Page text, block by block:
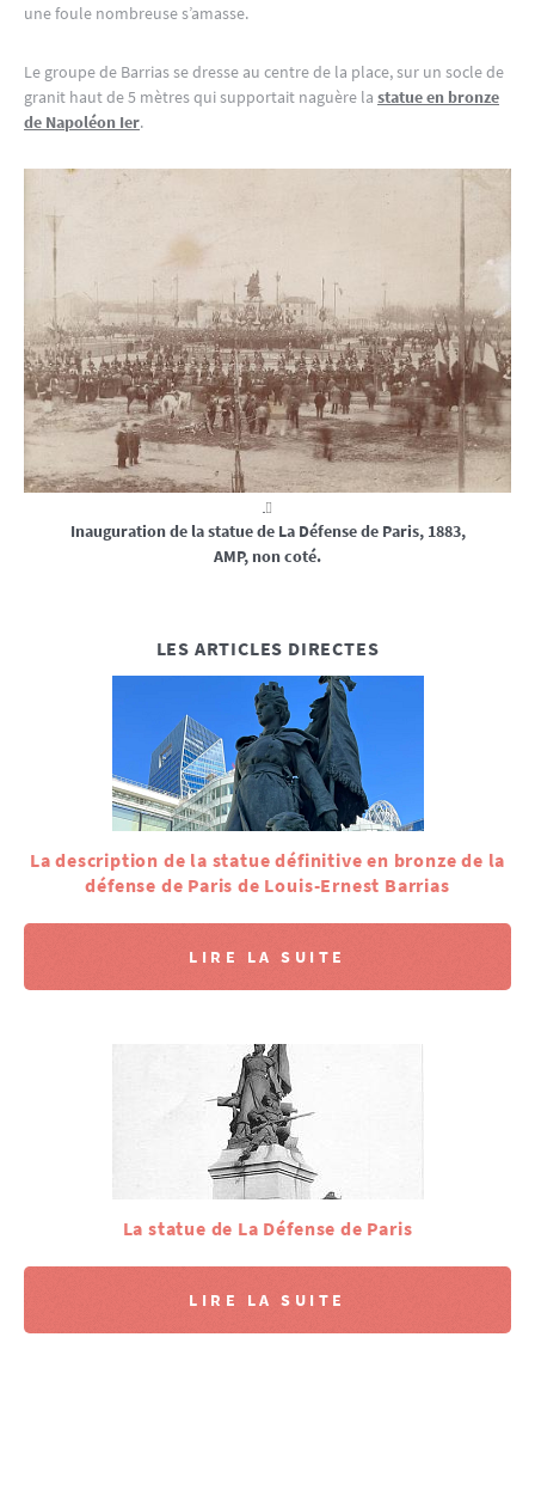
une foule nombreuse s’amasse.
Le groupe de Barrias se dresse au centre de la place, sur un socle de
granit haut de 5 mètres qui supportait naguère la statue en bronze
de Napoléon Ier.
Inauguration de la statue de La Défense de Paris, 1883,
AMP, non coté.
LES ARTICLES DIRECTES
La description de la statue définitive en bronze de la
défense de Paris de Louis-Ernest Barrias
LIRE LA SUITE
La statue de La Défense de Paris
LIRE LA SUITE